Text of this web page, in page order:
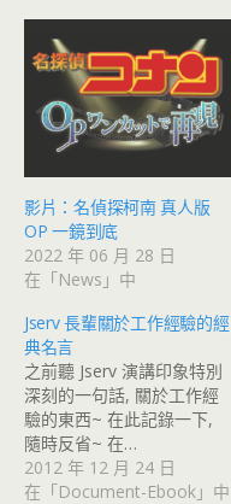
影片：名偵探柯南 真人版
OP 一鏡到底
2022 年 06 月 28 日
在「News」中
Jserv 長輩關於工作經驗的經
典名言
之前聽 Jserv 演講印象特別
深刻的一句話, 關於工作經
驗的東西~ 在此記錄一下,
隨時反省~ 在…
2012 年 12 月 24 日
在「Document-Ebook」中